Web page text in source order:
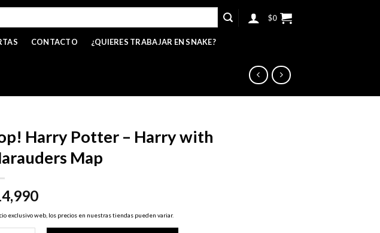
$0
CONTACTO ¿QUIERES TRABAJAR EN SNAKE?
Harry Potter – Harry with
Map
exclusivo web, los precios en nuestras tiendas pueden variar.